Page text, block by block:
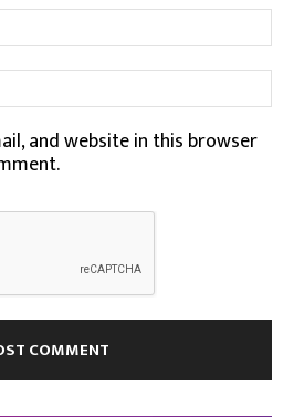
and website in this browser